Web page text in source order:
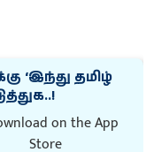
‘இந்து தமிழ்